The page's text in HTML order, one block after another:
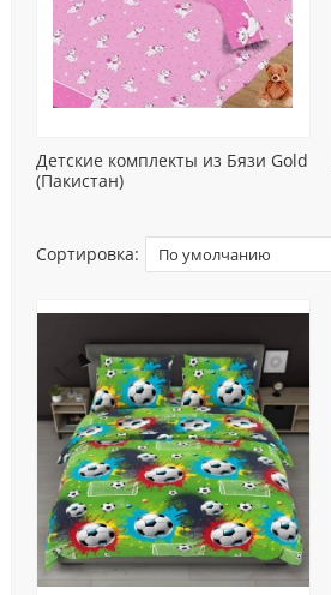
Детские комплекты из Бязи Gold
(Пакистан)
Сортировка: